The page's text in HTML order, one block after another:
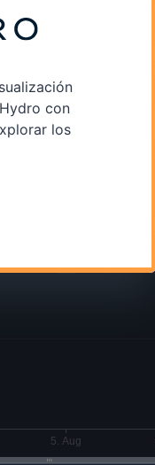
5. Aug
con
los